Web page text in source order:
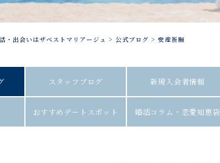
・出会いはザベストマリアージュ > 公式ブログ > 安産祈願
スタッフブログ 新規入会者情報
おすすめデートスポット 婚活コラム・恋愛知恵袋